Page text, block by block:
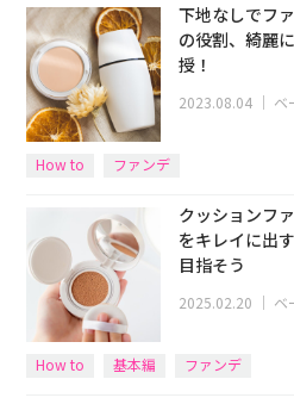
下地なしでフ
の役割、綺麗
授！
2023.08.04 ｜ ベ
How to ファンデ
クッションフ
をキレイに出
目指そう
2025.02.20 ｜ ベ
How to 基本編 ファンデ